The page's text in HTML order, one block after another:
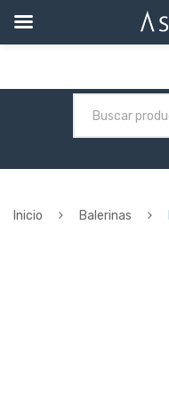
Inicio Balerinas